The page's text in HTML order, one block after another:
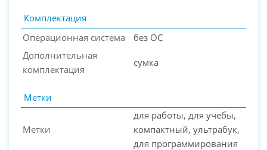
Комплектация
Операционная система
без ОС
Дополнительная
комплектация
сумка
Метки
Метки
для работы, для учебы,
компактный, ультрабук,
для программирования